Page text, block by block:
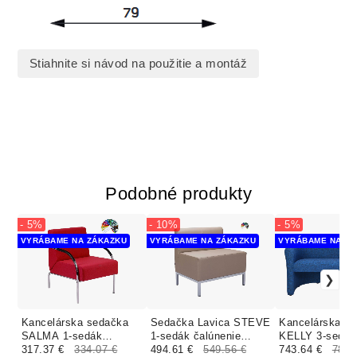
Stiahnite si návod na použitie a montáž
Podobné produkty
Kancelárska sedačka
SALMA 1-sedák
čalúnenie KOŽENKA
VYRÁBAME NA ZÁKAZKU
- 5%
317.37 € 334.07 €
Sedačka Lavica STEVE
1-sedák čalúnenie
KOŽENKA Silvertex,
VYRÁBAME NA ZÁKAZKU
- 10%
494.61 € 549.56 €
Kancelárska
KELLY 3-sedák
čalúnenie
VYRÁBAME NA
- 5%
743.64 €